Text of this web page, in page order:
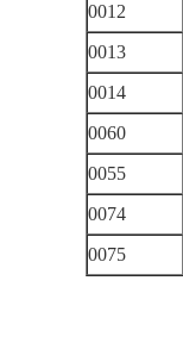
0012
0013
0014
0060
0055
0074
0075